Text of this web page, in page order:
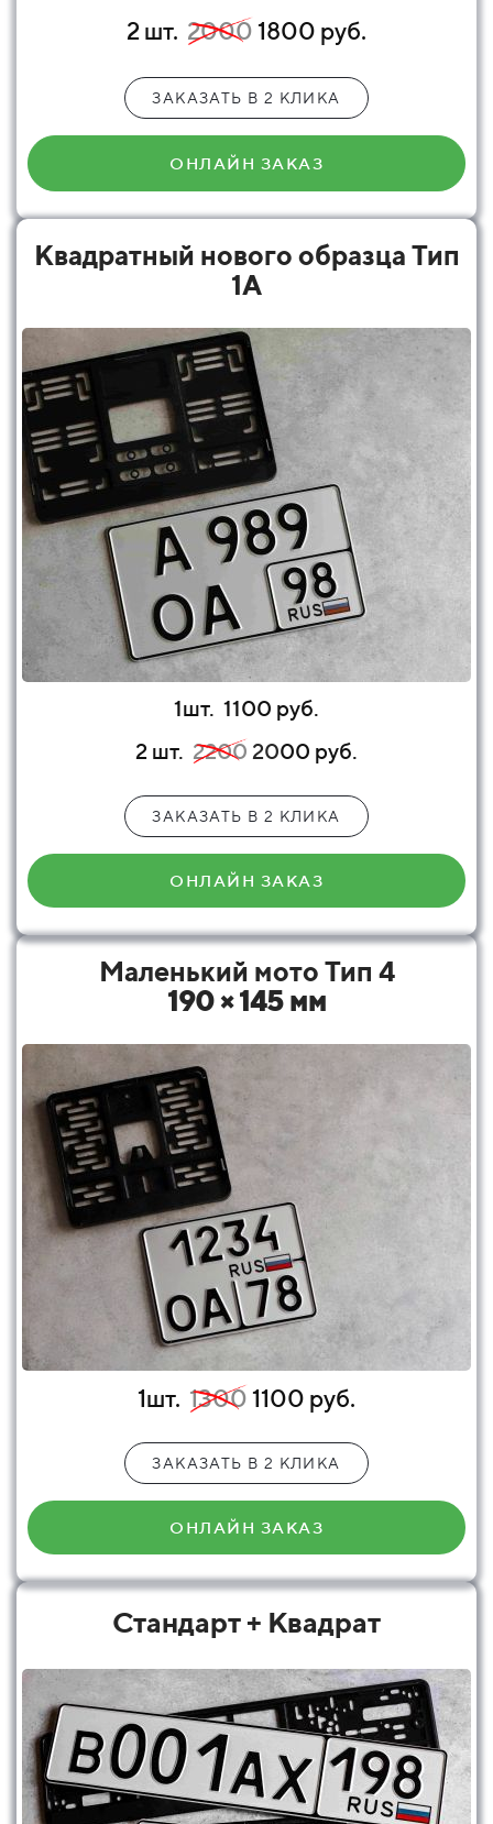
2 шт. 20001800 руб.
ЗАКАЗАТЬ В 2 КЛИКА
ОНЛАЙН ЗАКАЗ
Квадратный нового образца Тип
1А
1шт. 1100 руб.
2 шт. 2200 2000 руб.
ЗАКАЗАТЬ В 2 КЛИКА
ОНЛАЙН ЗАКАЗ
Маленький мото Тип 4
190 × 145 мм
1шт. 13001100 руб.
ЗАКАЗАТЬ В 2 КЛИКА
ОНЛАЙН ЗАКАЗ
Стандарт + Квадрат